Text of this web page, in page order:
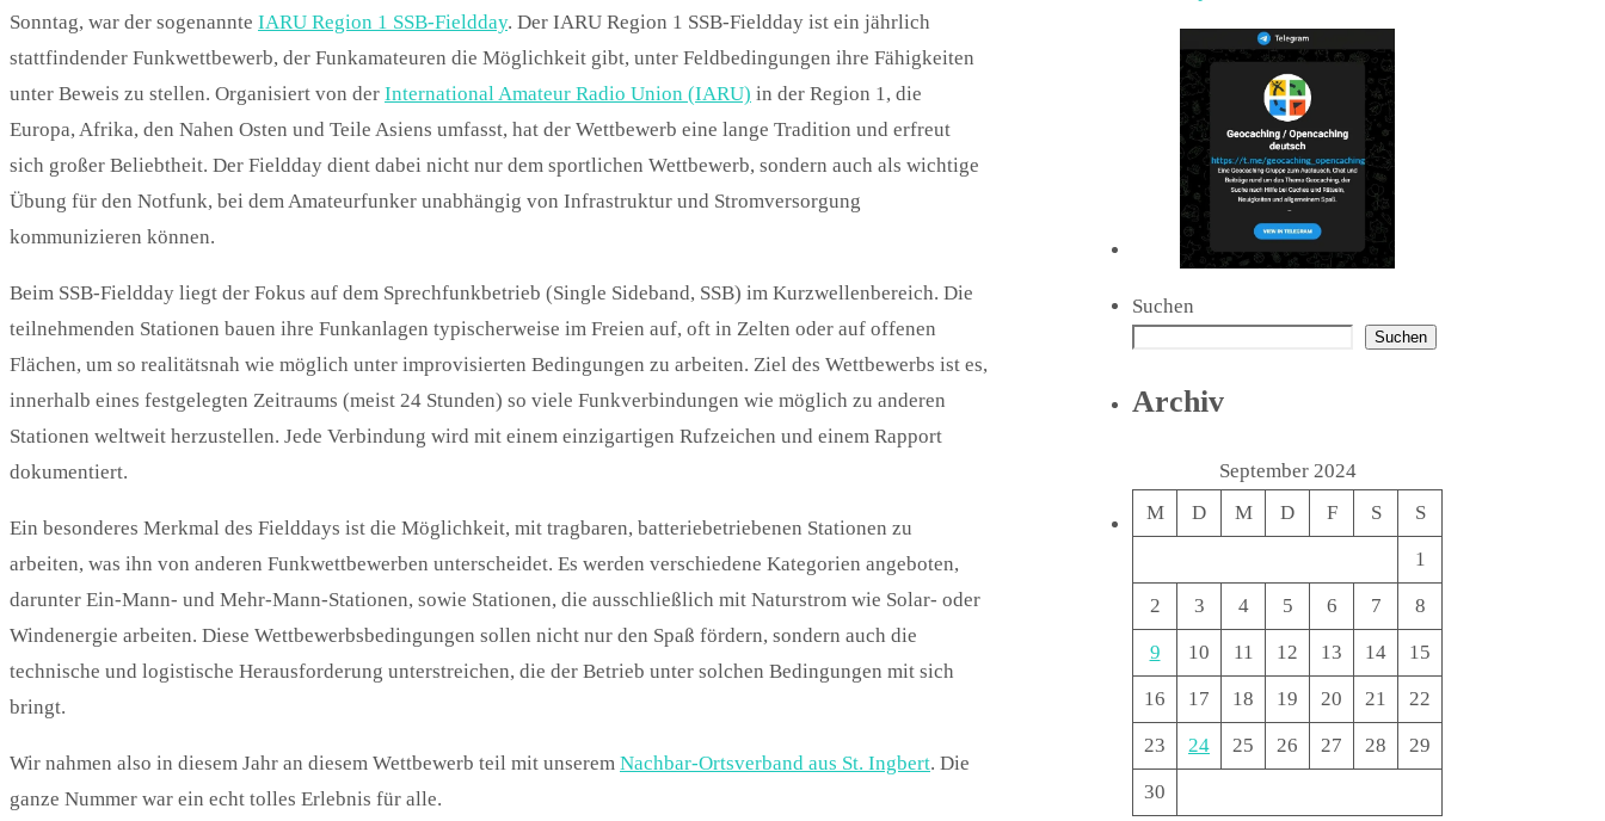
Sonntag, war der sogenannte IARU Region 1 SSB-Fieldday. Der IARU Region 1 SSB-Fieldday ist ein jährlich
stattfindender Funkwettbewerb, der Funkamateuren die Möglichkeit gibt, unter Feldbedingungen ihre Fähigkeiten
unter Beweis zu stellen. Organisiert von der International Amateur Radio Union (IARU) in der Region 1, die
Europa, Afrika, den Nahen Osten und Teile Asiens umfasst, hat der Wettbewerb eine lange Tradition und erfreut
sich großer Beliebtheit. Der Fieldday dient dabei nicht nur dem sportlichen Wettbewerb, sondern auch als wichtige
Übung für den Notfunk, bei dem Amateurfunker unabhängig von Infrastruktur und Stromversorgung
kommunizieren können.
Beim SSB-Fieldday liegt der Fokus auf dem Sprechfunkbetrieb (Single Sideband, SSB) im Kurzwellenbereich. Die
teilnehmenden Stationen bauen ihre Funkanlagen typischerweise im Freien auf, oft in Zelten oder auf offenen
Flächen, um so realitätsnah wie möglich unter improvisierten Bedingungen zu arbeiten. Ziel des Wettbewerbs ist es,
innerhalb eines festgelegten Zeitraums (meist 24 Stunden) so viele Funkverbindungen wie möglich zu anderen
Stationen weltweit herzustellen. Jede Verbindung wird mit einem einzigartigen Rufzeichen und einem Rapport
dokumentiert.
Ein besonderes Merkmal des Fielddays ist die Möglichkeit, mit tragbaren, batteriebetriebenen Stationen zu
arbeiten, was ihn von anderen Funkwettbewerben unterscheidet. Es werden verschiedene Kategorien angeboten,
darunter Ein-Mann- und Mehr-Mann-Stationen, sowie Stationen, die ausschließlich mit Naturstrom wie Solar- oder
Windenergie arbeiten. Diese Wettbewerbsbedingungen sollen nicht nur den Spaß fördern, sondern auch die
technische und logistische Herausforderung unterstreichen, die der Betrieb unter solchen Bedingungen mit sich
bringt.
Wir nahmen also in diesem Jahr an diesem Wettbewerb teil mit unserem Nachbar-Ortsverband aus St. Ingbert. Die
ganze Nummer war ein echt tolles Erlebnis für alle.
Suchen
Suchen
Archiv
September 2024
M
D M D F S S
1
2 3 4 5 6 7 8
9 10 11 12 13 14 15
16 17 18 19 20 21 22
23 24 25 26 27 28 29
30